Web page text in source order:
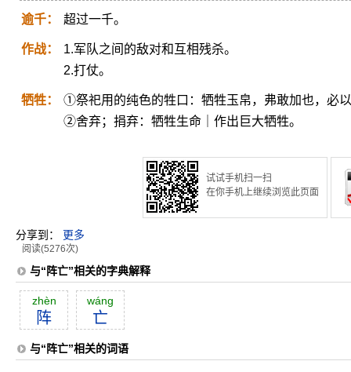
逾千： 超过一千。
作战：
1.军队之间的敌对和互相残杀。
2.打仗。
牺牲：
①祭祀用的纯色的牲口：牺牲玉帛，弗敢加也，必
②舍弃；捐弃：牺牲生命｜作出巨大牺牲。
试试手机扫一扫
在你手机上继续浏览此页面
分享到： 更多
阅读(5276次)
与“阵亡”相关的字典解释
zhèn
阵
wáng
亡
与“阵亡”相关的词语